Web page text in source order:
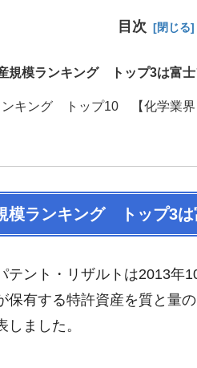
目次
規模ランキング トップ3は富
ンキング トップ10 【化学業界
模ランキング トップ3
テント・リザルトは2013年
保有する特許資産を質と量
ました。